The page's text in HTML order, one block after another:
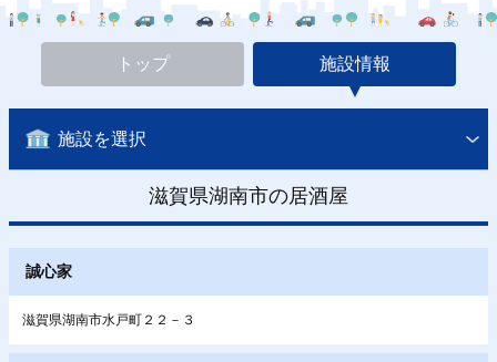
トップ 施設情報
施設を選択
滋賀県湖南市の居酒屋
誠心家
滋賀県湖南市水戸町２２－３